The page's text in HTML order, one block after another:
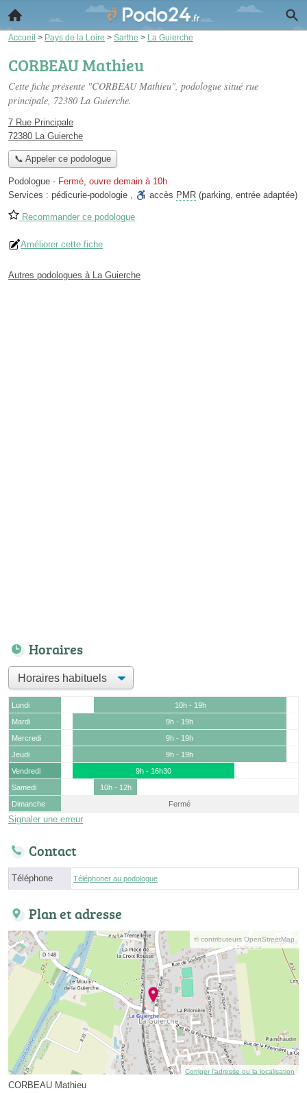
Accueil > Pays de la Loire > Sarthe > La Guierche
CORBEAU Mathieu
Cette fiche présente "CORBEAU Mathieu", podologue situé rue
principale, 72380 La Guierche.
7 Rue Principale
72380 La Guierche
📞 Appeler ce podologue
Podologue - Fermé, ouvre demain à 10h
Services : pédicurie-podologie , accès PMR (parking, entrée adaptée)
Recommander ce podologue
Améliorer cette fiche
Autres podologues à La Guierche
Horaires
Lundi
10h - 19h
Mardi
9h - 19h
Mercredi
9h - 19h
Jeudi
9h - 19h
Vendredi
9h - 16h30
Samedi
10h - 12h
Dimanche
Fermé
Signaler une erreur
Contact
Téléphone Téléphoner au podologue
Plan et adresse
© contributeurs OpenStreetMap
Corriger l’adresse ou la localisation
CORBEAU Mathieu